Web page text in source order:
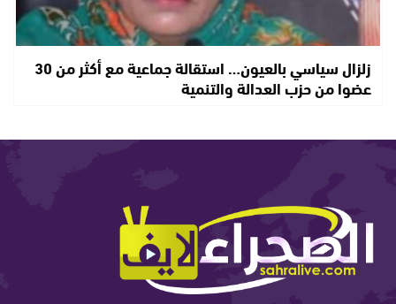
زلزال سياسي بالعيون… استقالة جماعية مع أكثر من 30
عضوا من حزب العدالة والتنمية